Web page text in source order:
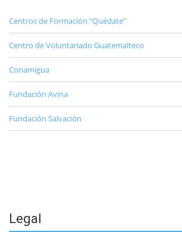
Centros de Formación “Quédate”
Centro de Voluntariado Guatemalteco
Conamigua
Fundación Avina
Fundación Salvación
Legal